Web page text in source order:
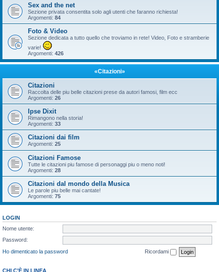
Sex and the net
Sezione privata consentita solo agli utenti che faranno richiesta!
Argomenti: 84
Foto & Video
Sezione dedicata a tutto quello che troviamo in rete! Video, Foto e stramberie
varie!
Argomenti: 426
«Citazioni»
Citazioni
Raccolta delle piu belle citazioni prese da autori famosi, film ecc
Argomenti: 26
Ipse Dixit
Rimangono nella storia!
Argomenti: 33
Citazioni dai film
Argomenti: 25
Citazioni Famose
Tutte le citazioni piu famose di personaggi piu o meno noti!
Argomenti: 28
Citazioni dal mondo della Musica
Le parole piu belle mai cantate!
Argomenti: 75
LOGIN
Nome utente:
Password:
Ho dimenticato la password
Ricordami
CHI C’È IN LINEA